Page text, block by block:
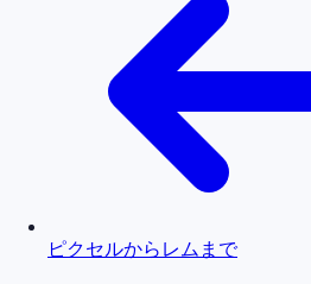
ピクセルからレムまで